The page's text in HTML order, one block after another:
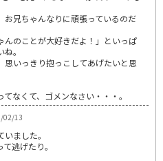
お兄ちゃんなりに頑張っているのだ
んのことが大好きだよ！」といっぱ
。
思いっきり抱っこしてあげたいと思
なくて、ゴメンなさい・・・。
02/13
ました。
逃げたり。